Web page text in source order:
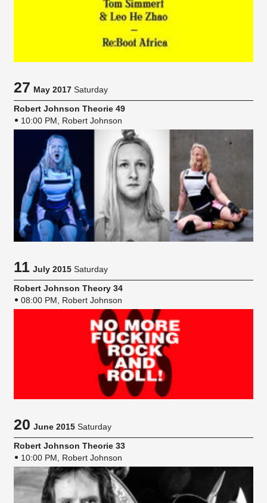
27May 2017 Saturday
Robert Johnson Theorie 49
10:00 PM, Robert Johnson
11July 2015 Saturday
Robert Johnson Theory 34
08:00 PM, Robert Johnson
20June 2015 Saturday
Robert Johnson Theorie 33
10:00 PM, Robert Johnson